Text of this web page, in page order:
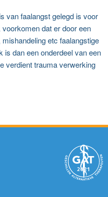
van faalangst gelegd is voor
dat er door een
etc faalangstige
is dan een onderdeel van een
verdient trauma verwerking